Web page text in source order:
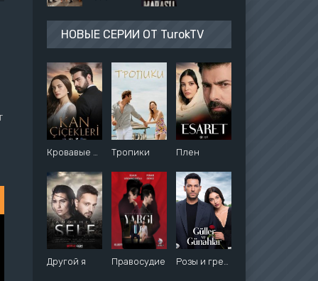
НОВЫЕ СЕРИИ ОТ TurokTV
Кровавые цветы Тропики Плен
Другой я Правосудие Розы и грехи